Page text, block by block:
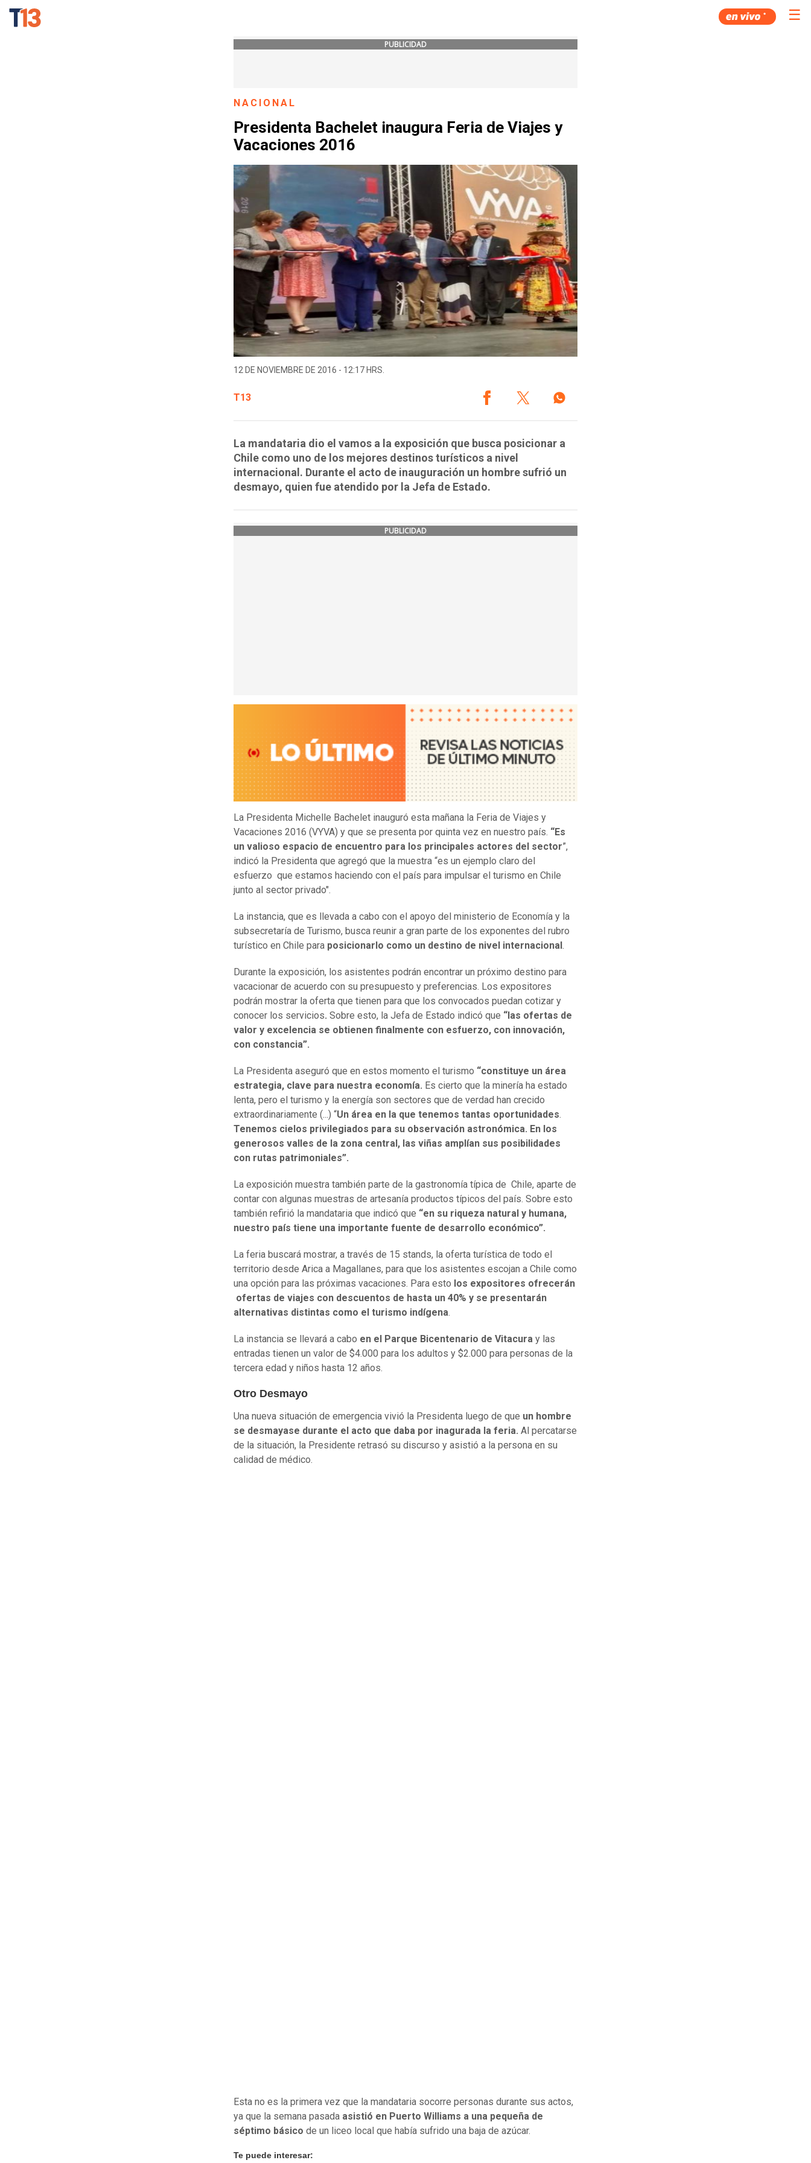
☰
PUBLICIDAD
NACIONAL
Presidenta Bachelet inaugura Feria de Viajes y
Vacaciones 2016
12 DE NOVIEMBRE DE 2016 - 12:17 HRS.
T13
La mandataria dio el vamos a la exposición que busca posicionar a
Chile como uno de los mejores destinos turísticos a nivel
internacional. Durante el acto de inauguración un hombre sufrió un
desmayo, quien fue atendido por la Jefa de Estado.
PUBLICIDAD
La Presidenta Michelle Bachelet inauguró esta mañana la Feria de Viajes y
Vacaciones 2016 (VYVA) y que se presenta por quinta vez en nuestro país. “Es
un valioso espacio de encuentro para los principales actores del sector”,
indicó la Presidenta que agregó que la muestra “es un ejemplo claro del
esfuerzo que estamos haciendo con el país para impulsar el turismo en Chile
junto al sector privado".
La instancia, que es llevada a cabo con el apoyo del ministerio de Economía y la
subsecretaría de Turismo, busca reunir a gran parte de los exponentes del rubro
turístico en Chile para posicionarlo como un destino de nivel internacional .
Durante la exposición, los asistentes podrán encontrar un próximo destino para
vacacionar de acuerdo con su presupuesto y preferencias. Los expositores
podrán mostrar la oferta que tienen para que los convocados puedan cotizar y
conocer los servicios. Sobre esto, la Jefa de Estado indicó que “las ofertas de
valor y excelencia se obtienen finalmente con esfuerzo, con innovación,
con constancia”.
La Presidenta aseguró que en estos momento el turismo “constituye un área
estrategia, clave para nuestra economía. Es cierto que la minería ha estado
lenta, pero el turismo y la energía son sectores que de verdad han crecido
extraordinariamente (...) “Un área en la que tenemos tantas oportunidades.
Tenemos cielos privilegiados para su observación astronómica. En los
generosos valles de la zona central, las viñas amplían sus posibilidades
con rutas patrimoniales”.
La exposición muestra también parte de la gastronomía típica de Chile, aparte de
contar con algunas muestras de artesanía productos típicos del país. Sobre esto
también refirió la mandataria que indicó que “en su riqueza natural y humana,
nuestro país tiene una importante fuente de desarrollo económico”.
La feria buscará mostrar, a través de 15 stands, la oferta turística de todo el
territorio desde Arica a Magallanes, para que los asistentes escojan a Chile como
una opción para las próximas vacaciones. Para esto los expositores ofrecerán
ofertas de viajes con descuentos de hasta un 40% y se presentarán
alternativas distintas como el turismo indígena.
La instancia se llevará a cabo en el Parque Bicentenario de Vitacura y las
entradas tienen un valor de $4.000 para los adultos y $2.000 para personas de la
tercera edad y niños hasta 12 años.
Otro Desmayo
Una nueva situación de emergencia vivió la Presidenta luego de que un hombre
se desmayase durante el acto que daba por inagurada la feria. Al percatarse
de la situación, la Presidente retrasó su discurso y asistió a la persona en su
calidad de médico.
Esta no es la primera vez que la mandataria socorre personas durante sus actos,
ya que la semana pasada asistió en Puerto Williams a una pequeña de
séptimo básico de un liceo local que había sufrido una baja de azúcar.
Te puede interesar: